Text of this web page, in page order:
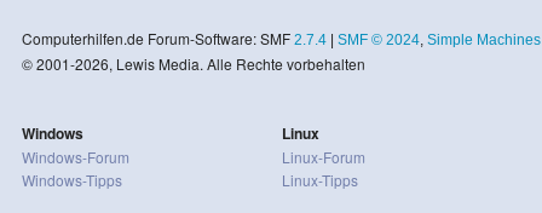
Computerhilfen.de Forum-Software: SMF 2.7.4| SMF © 2024, Simple Machines
© 2001-2026, Lewis Media. Alle Rechte vorbehalten
Windows
Windows-Forum
Windows-Tipps
Linux
Linux-Forum
Linux-Tipps